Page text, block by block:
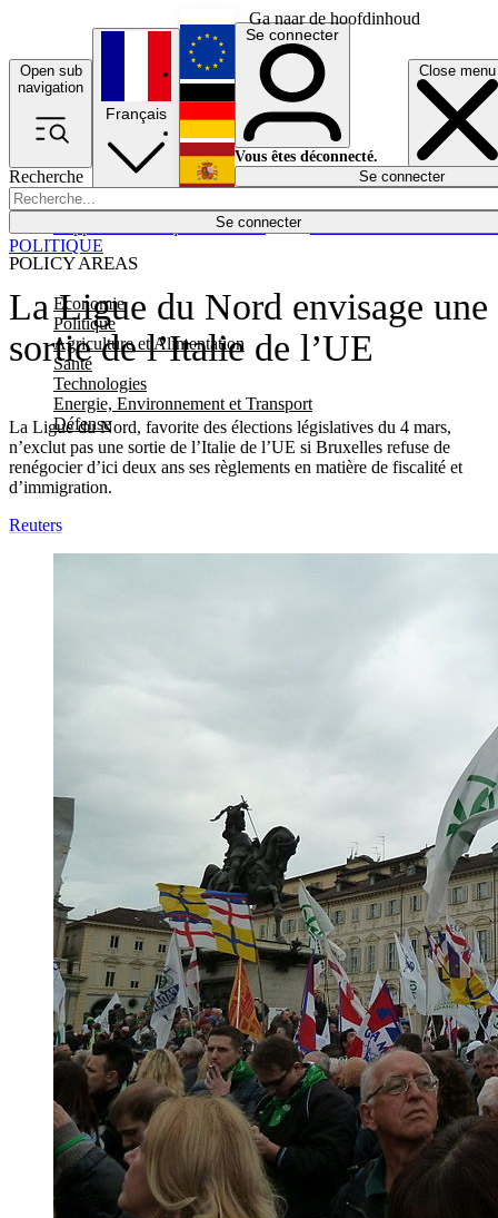
Ga naar de hoofdinhoud
Open sub
navigation
Close menu
Recherche
Se connecter
POLICY AREAS
Economie
Politique
Agriculture et Alimentation
Santé
Technologies
Energie, Environnement et Transport
Défense
Économie
Français
English
Deutsch
Español
Se connecter
Vous êtes déconnecté.
Se connecter
La Ligue du Nord envisage une
sortie de l’Italie de l’UE
La Ligue du Nord, favorite des élections législatives du 4 mars,
n’exclut pas une sortie de l’Italie de l’UE si Bruxelles refuse de
renégocier d’ici deux ans ses règlements en matière de fiscalité et
d’immigration.
POLITIQUE
Reuters